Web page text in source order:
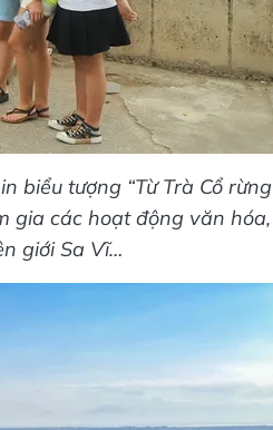
biểu tượng “Từ Trà Cổ rừng
gia các hoạt động văn hóa,
giới Sa Vĩ…